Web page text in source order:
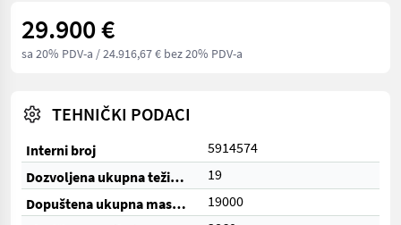
29.900 €
sa 20% PDV-a / 24.916,67 € bez 20% PDV-a
TEHNIČKI PODACI
Interni broj
5914574
Dozvoljena ukupna težina (t)
19
Dopuštena ukupna masa (kg)
19000